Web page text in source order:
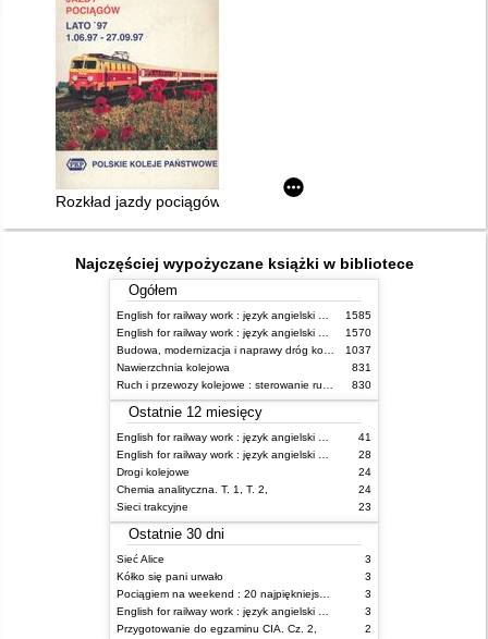
Rozkład jazdy pociągów międzynarodowych 01.06.1997 -
Najczęściej wypożyczane książki w bibliotece
Ogółem
1585
1570
1037
Nawierzchnia kolejowa
831
830
Ostatnie 12 miesięcy
41
28
Drogi kolejowe
24
Chemia analityczna. T. 1, T. 2,
24
Sieci trakcyjne
23
Ostatnie 30 dni
Sieć Alice
3
Kółko się pani urwało
3
3
3
Przygotowanie do egzaminu CIA. Cz. 2,
2